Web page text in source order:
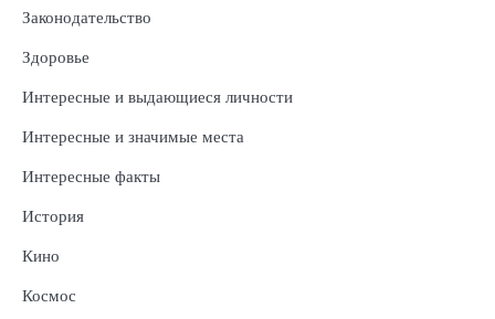
Законодательство
Здоровье
Интересные и выдающиеся личности
Интересные и значимые места
Интересные факты
История
Кино
Космос